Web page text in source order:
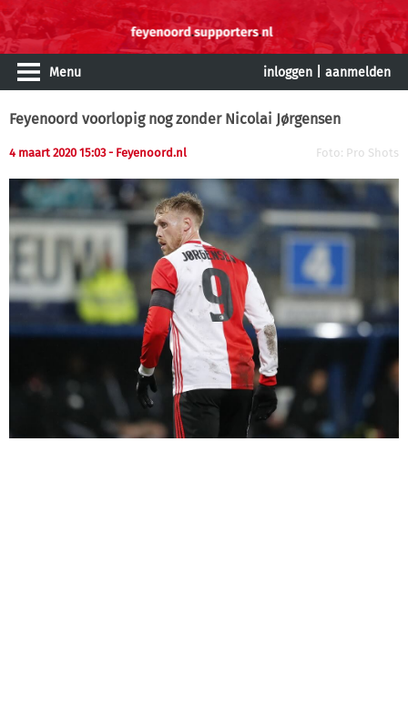
Menu inloggen aanmelden
Feyenoord voorlopig nog zonder Nicolai Jørgensen
4 maart 2020 15:03- Feyenoord.nl Foto: Pro Shots